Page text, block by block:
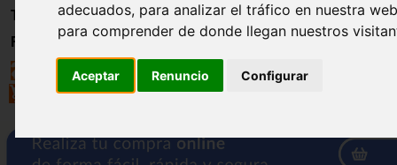
adecuados, para analizar el tráfico en nuestra
para comprender de donde llegan nuestros
Aceptar Renuncio Configurar
Trabajo
Registro